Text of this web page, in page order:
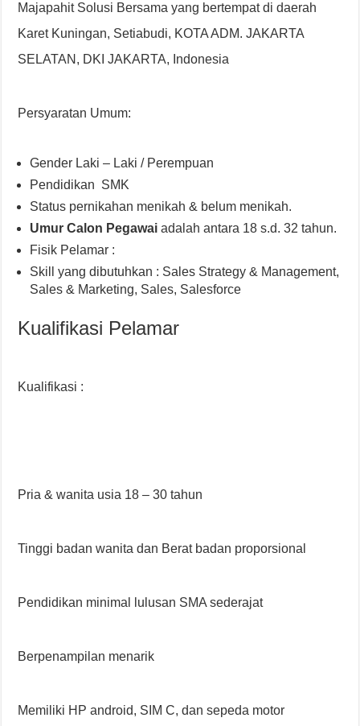
Majapahit Solusi Bersama yang bertempat di daerah
Karet Kuningan, Setiabudi, KOTA ADM. JAKARTA
SELATAN, DKI JAKARTA, Indonesia
Persyaratan Umum:
Gender Laki – Laki / Perempuan
Pendidikan SMK
Status pernikahan menikah & belum menikah.
Umur Calon Pegawaiadalah antara 18 s.d. 32 tahun.
Fisik Pelamar :
Skill yang dibutuhkan : Sales Strategy & Management,
Sales & Marketing, Sales, Salesforce
Kualifikasi Pelamar
Kualifikasi :
Pria & wanita usia 18 – 30 tahun
Tinggi badan wanita dan Berat badan proporsional
Pendidikan minimal lulusan SMA sederajat
Berpenampilan menarik
Memiliki HP android, SIM C, dan sepeda motor